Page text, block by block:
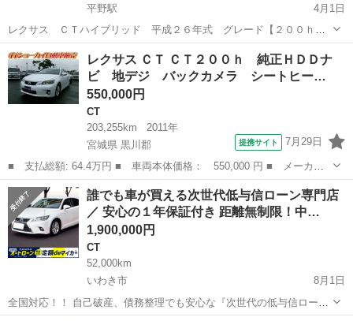
平野駅
4月1日
レクサス ＣＴハイブリッド 平成２６年式 グレード【２００ｈ
Ｆスポーツ】アカ（３Ｔ２） 車検２年付き！！ 令和８年度自動車税、
リサイクル券、自賠責保険、重量税など全ての費用が込みになりま
す。 福島、郡山、会津ナンバー...
福島 福島市 平野駅
レクサス ＣＴ ＣＴ２００ｈ 純正ＨＤＤナ
ビ 地デジ バックカメラ シートヒー…
550,000円
CT
203,255km
2011年
宮城県 黒川郡
提携サイト 7月29日
■ 支払総額: 64.4万円 ■ 車両本体価格： 550,000 円 ■ メーカー
名： レクサス ■ 車種名： ＣＴ ■ グレード名： ＣＴ２００
ｈ 純正ＨＤＤナビ 地デジ バックカメラ シートヒーター ＥＴ
Ｃ 車検１０年...
宮城 黒川郡 CT
誰でも車が買える次世代低与信ローン専門店
／ 安心の１年保証付き 距離無制限！中…
1,900,000円
CT
52,000km
いわき市
8月1日
全国対応！！ 自己破産、債務整理でも安心な『次世代の低与信ロー
ン』 自動車ローン審査が不安な方も、カーメル福島本店なら独自の審